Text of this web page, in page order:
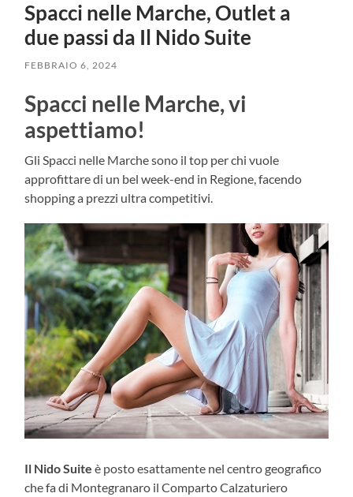
Spacci nelle Marche, Outlet a
due passi da Il Nido Suite
FEBBRAIO 6, 2024
Spacci nelle Marche, vi
aspettiamo!
Gli Spacci nelle Marche sono il top per chi vuole
approfittare di un bel week-end in Regione, facendo
shopping a prezzi ultra competitivi.
Il Nido Suite è posto esattamente nel centro geografico
che fa di Montegranaro il Comparto Calzaturiero